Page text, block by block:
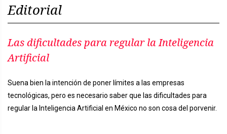
Editorial
Las dificultades para regular la Inteligencia
Artificial
Suena bien la intención de poner límites a las empresas
tecnológicas, pero es necesario saber que las dificultades para
regular la Inteligencia Artificial en México no son cosa del porvenir.